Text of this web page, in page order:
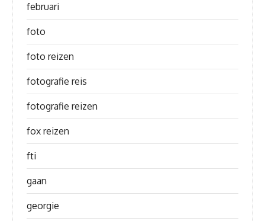
februari
foto
foto reizen
fotografie reis
fotografie reizen
fox reizen
fti
gaan
georgie